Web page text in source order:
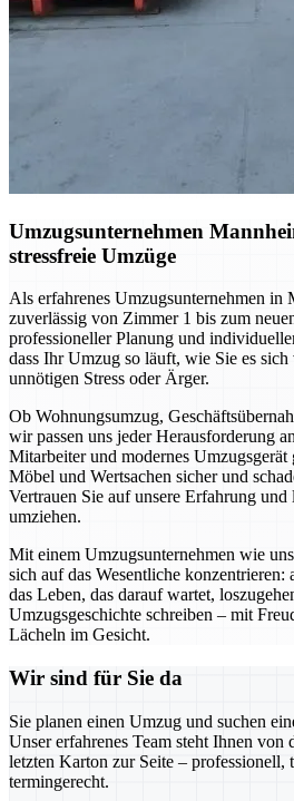
Umzugsunternehmen
stressfreie Umzüge
Als erfahrenes Umzugsunternehmen in
zuverlässig von Zimmer 1 bis zum
professioneller Planung und
dass Ihr Umzug so läuft, wie Sie es
unnötigen Stress oder Ärger.
Ob Wohnungsumzug,
wir passen uns jeder Herausforderung
Mitarbeiter und modernes Umzugsgerät
Möbel und Wertsachen sicher und
Vertrauen Sie auf unsere Erfahrung und
umziehen.
Mit einem Umzugsunternehmen wie
sich auf das Wesentliche konzentrieren:
das Leben, das darauf wartet,
Umzugsgeschichte schreiben – mit
Lächeln im Gesicht.
Wir sind für Sie da
Sie planen einen Umzug und suchen
Unser erfahrenes Team steht Ihnen von
letzten Karton zur Seite – professionell,
termingerecht.